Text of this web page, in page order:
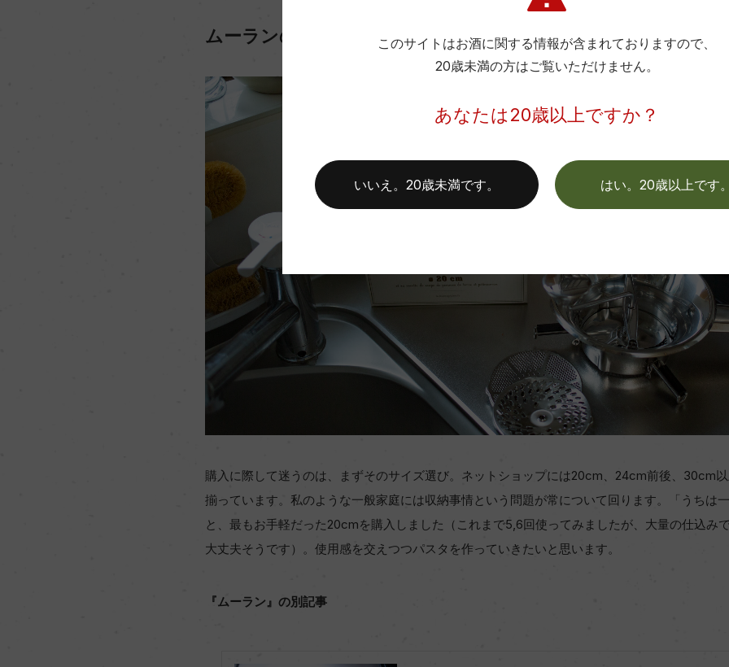
ムーランのサイズ選び。ご家庭では20cmがおすすめです
購入に際して迷うのは、まずそのサイズ選び。ネットショップには20cm、24cm前後、30cm
揃っています。私のような一般家庭には収納事情という問題が常について回ります。「うちは
と、最もお手軽だった20cmを購入しました（これまで5,6回使ってみましたが、大量の仕込み
大丈夫そうです）。使用感を交えつつパスタを作っていきたいと思います。
『ムーラン』の別記事
このサイトはお酒に関する情報が含まれておりますので、
20歳未満の方はご覧いただけません。
あなたは20歳以上ですか？
はい。20歳以上です
いいえ。20歳未満です。